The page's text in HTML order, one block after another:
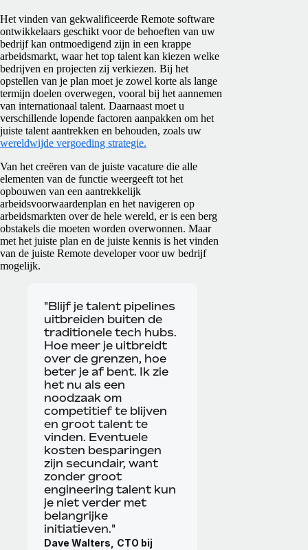
Het vinden van gekwalificeerde Remote software
ontwikkelaars geschikt voor de behoeften van uw
bedrijf kan ontmoedigend zijn in een krappe
arbeidsmarkt, waar het top talent kan kiezen welke
bedrijven en projecten zij verkiezen. Bij het
opstellen van je plan moet je zowel korte als lange
termijn doelen overwegen, vooral bij het aannemen
van internationaal talent. Daarnaast moet u
verschillende lopende factoren aanpakken om het
juiste talent aantrekken en behouden, zoals uw
wereldwijde vergoeding strategie.
Van het creëren van de juiste vacature die alle
elementen van de functie weergeeft tot het
opbouwen van een aantrekkelijk
arbeidsvoorwaardenplan en het navigeren op
arbeidsmarkten over de hele wereld, er is een berg
obstakels die moeten worden overwonnen. Maar
met het juiste plan en de juiste kennis is het vinden
van de juiste Remote developer voor uw bedrijf
mogelijk.
"Blijf je talent pipelines
uitbreiden buiten de
traditionele tech hubs.
Hoe meer je uitbreidt
over de grenzen, hoe
beter je af bent. Ik zie
het nu als een
noodzaak om
competitief te blijven
en groot talent te
vinden. Eventuele
kosten besparingen
zijn secundair, want
zonder groot
engineering talent kun
je niet verder met
belangrijke
initiatieven."
Dave Walters,
CTO bij